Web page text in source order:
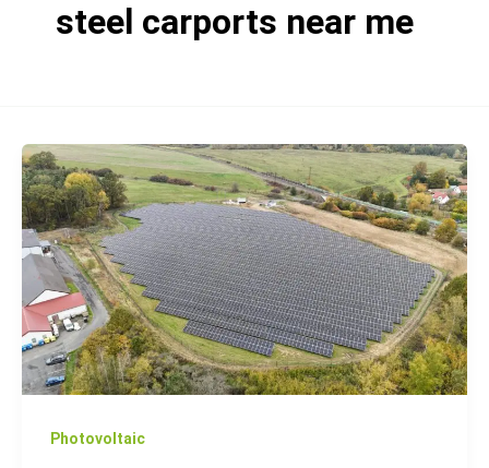
steel carports near me
Photovoltaic
How
to
Choose
the
Right
PV
Mounting
System
Your